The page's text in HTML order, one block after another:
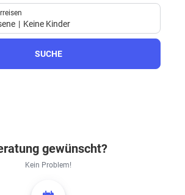
Keine Kinder
SUCHE
gewünscht?
Kein Problem!